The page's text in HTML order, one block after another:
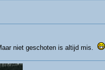
niet geschoten is altijd mis.